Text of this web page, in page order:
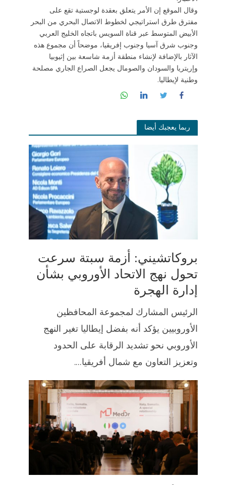
وقال الموقع إن الأمر يتعلق بعقدة لوجستية تقع على
مفترق طرق استراتيجي لخطوط الاتصال البحري من البحر
الأبيض المتوسط ​​عبر قناة السويس باتجاه الخليج العربي
وجنوب شرق آسيا وجنوب إفريقيا، موضحاً أن مجموع هذه
الآثار بالإضافة لإنشاء منطقة أزمة شاسعة بين إثيوبيا
وإريتريا والسودان والصومال يجعل الصراع الجاري مصلحة
وطنية لإيطاليا.
ربما يعجبك أيضا
بروكاتشيني: أزمة سبتة سرعت
تحول نهج الاتحاد الأوروبي بشأن
إدارة الهجرة
الرئيس المشارك لمجموعة المحافظين
الأوروبيين يؤكد أنه بفضل إيطاليا تغير النهج
الأوروبي نحو تشديد الرقابة على الحدود
وتعزيز التعاون مع شمال أفريقيا....